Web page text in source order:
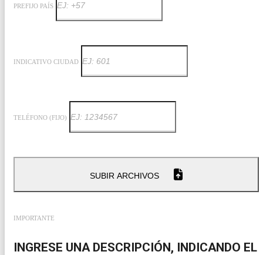
PREFIJO PAÍS
INDICATIVO CIUDAD
TELÉFONO (FIJO)
SUBIR ARCHIVOS
IMPORTANTE
INGRESE UNA DESCRIPCIÓN, INDICANDO EL